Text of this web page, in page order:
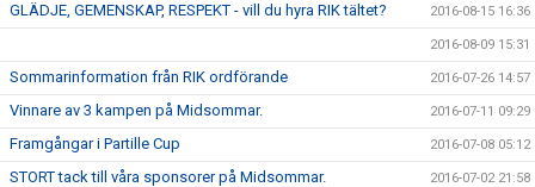
GLÄDJE, GEMENSKAP, RESPEKT - vill du hyra RIK tältet? 2016-08-15 16:36
2016-08-09 15:31
Sommarinformation från RIK ordförande 2016-07-26 14:57
Vinnare av 3 kampen på Midsommar. 2016-07-11 09:29
Framgångar i Partille Cup 2016-07-08 05:12
STORT tack till våra sponsorer på Midsommar. 2016-07-02 21:58